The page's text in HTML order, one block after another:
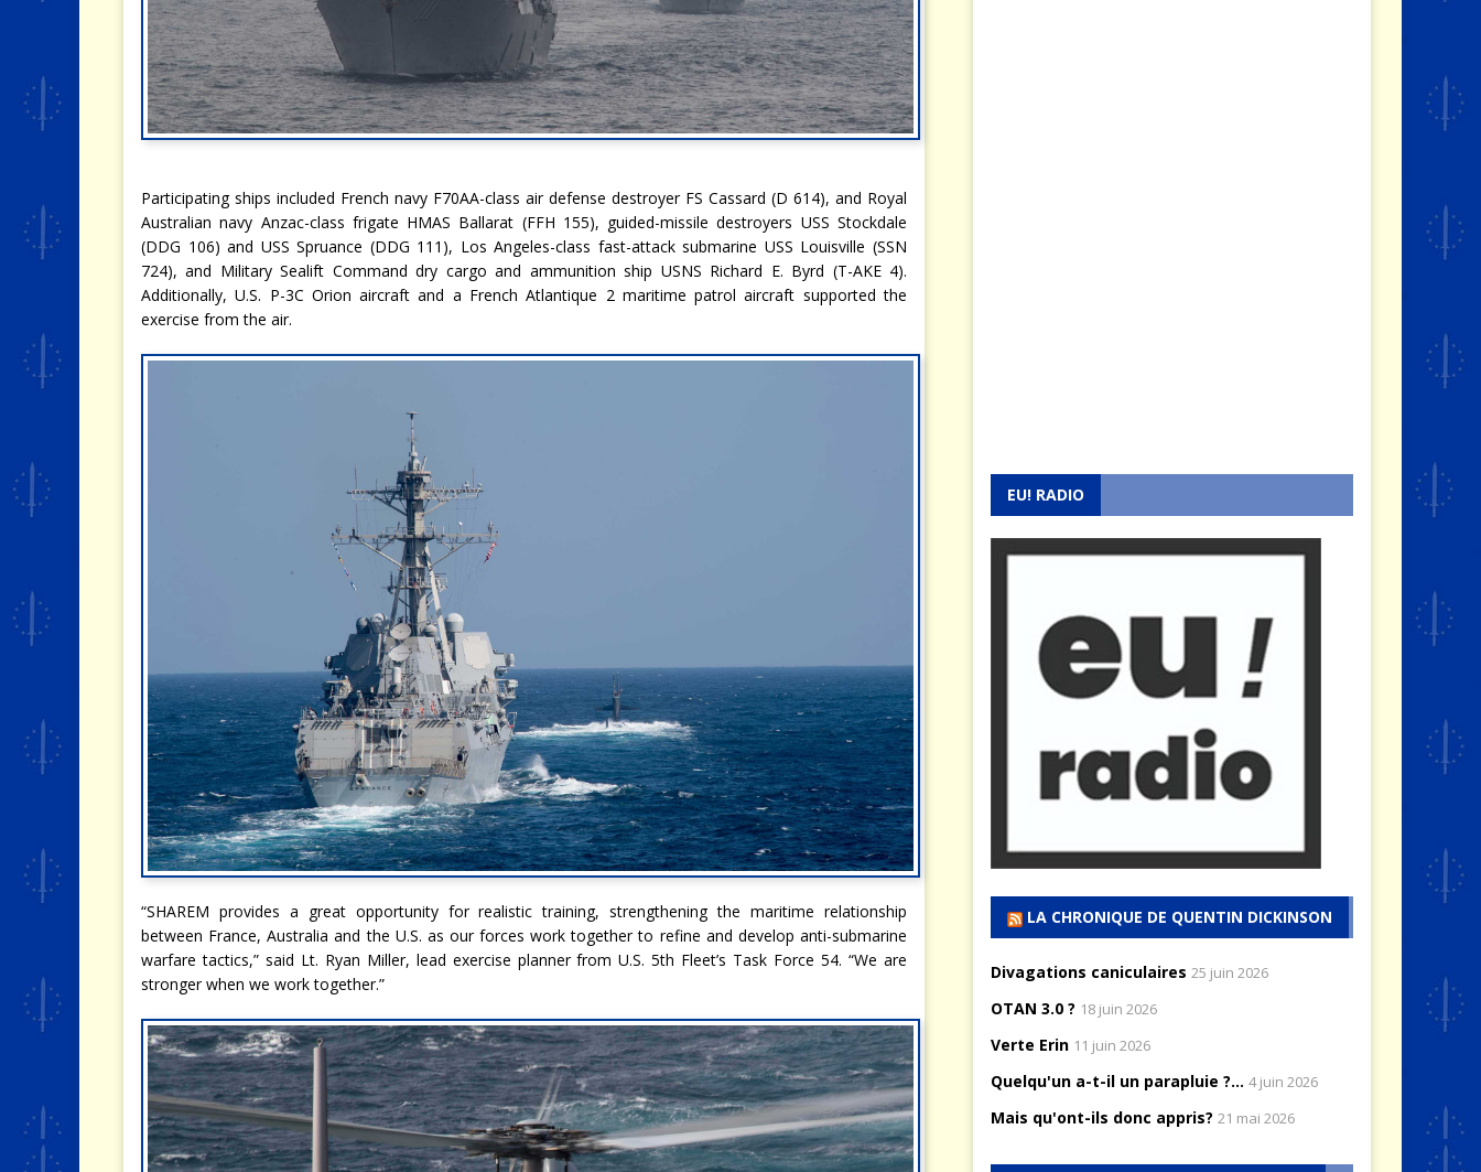
Participating ships included French navy F70AA-class air defense destroyer FS Cassard (D 614), and Royal
Australian navy Anzac-class frigate HMAS Ballarat (FFH 155), guided-missile destroyers USS Stockdale
(DDG 106) and USS Spruance (DDG 111), Los Angeles-class fast-attack submarine USS Louisville (SSN
724), and Military Sealift Command dry cargo and ammunition ship USNS Richard E. Byrd (T-AKE 4).
Additionally, U.S. P-3C Orion aircraft and a French Atlantique 2 maritime patrol aircraft supported the
exercise from the air.
“SHAREM provides a great opportunity for realistic training, strengthening the maritime relationship
between France, Australia and the U.S. as our forces work together to refine and develop anti-submarine
warfare tactics,” said Lt. Ryan Miller, lead exercise planner from U.S. 5th Fleet’s Task Force 54. “We are
stronger when we work together.”
EU! RADIO
LA CHRONIQUE DE QUENTIN DICKINSON
Divagations caniculaires 25 juin 2026
OTAN 3.0 ? 18 juin 2026
Verte Erin 11 juin 2026
Quelqu'un a-t-il un parapluie ?... 4 juin 2026
Mais qu'ont-ils donc appris? 21 mai 2026